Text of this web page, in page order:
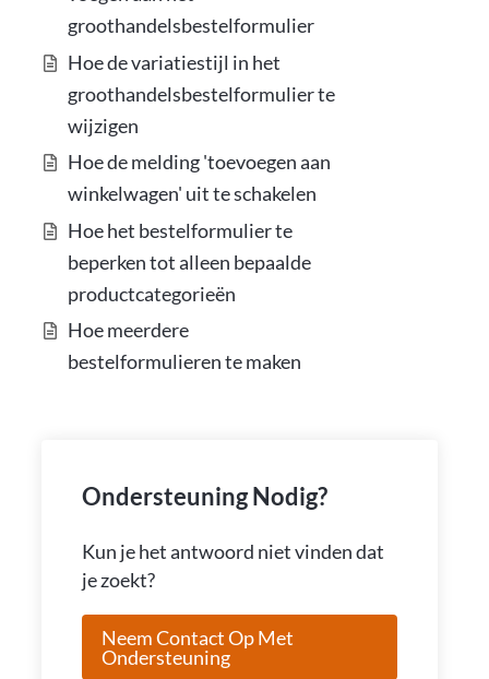
groothandelsbestelformulier
Hoe de variatiestijl in het
groothandelsbestelformulier te
wijzigen
Hoe de melding 'toevoegen aan
winkelwagen' uit te schakelen
Hoe het bestelformulier te
beperken tot alleen bepaalde
productcategorieën
Hoe meerdere
bestelformulieren te maken
Ondersteuning Nodig?
Kun je het antwoord niet vinden dat
je zoekt?
Neem Contact Op Met
Ondersteuning